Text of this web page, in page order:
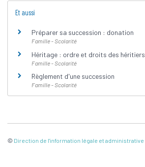
Et aussi
Préparer sa succession : donation
Famille - Scolarité
Héritage : ordre et droits des héritiers
Famille - Scolarité
Règlement d'une succession
Famille - Scolarité
© Direction de l'information légale et administrative